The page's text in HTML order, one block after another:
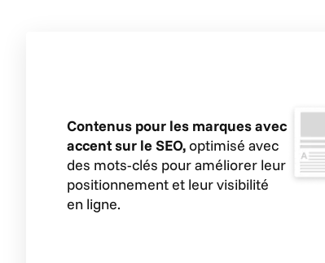
Contenus pour les marques avec
accent sur le SEO,optimisé avec
des mots-clés pour améliorer leur
positionnement et leur visibilité
en ligne.